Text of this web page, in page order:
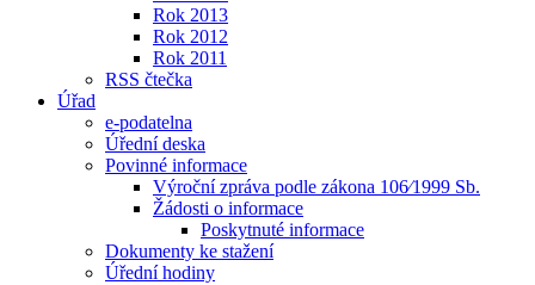
Rok 2013
Rok 2012
Rok 2011
RSS čtečka
Úřad
e-podatelna
Úřední deska
Povinné informace
Výroční zpráva podle zákona 106⁄1999 Sb.
Žádosti o informace
Poskytnuté informace
Dokumenty ke stažení
Úřední hodiny